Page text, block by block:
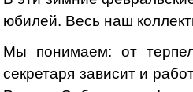
юбилей. Весь наш
Мы понимаем: от
секретаря зависит и